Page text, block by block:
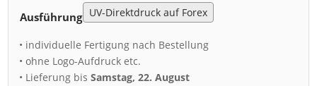
Ausführung
• individuelle Fertigung nach Bestellung
• ohne Logo-Aufdruck etc.
• Lieferung bisSamstag, 22. August